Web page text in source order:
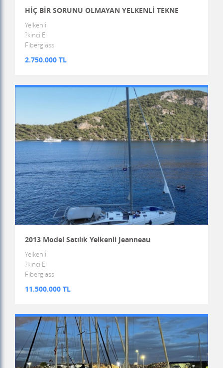
HİÇ BİR SORUNU OLMAYAN YELKENLİ TEKNE
Yelkenli
?kinci El
Fiberglass
2.750.000 TL
2013 Model Satılık Yelkenli Jeanneau
Yelkenli
?kinci El
Fiberglass
11.500.000 TL